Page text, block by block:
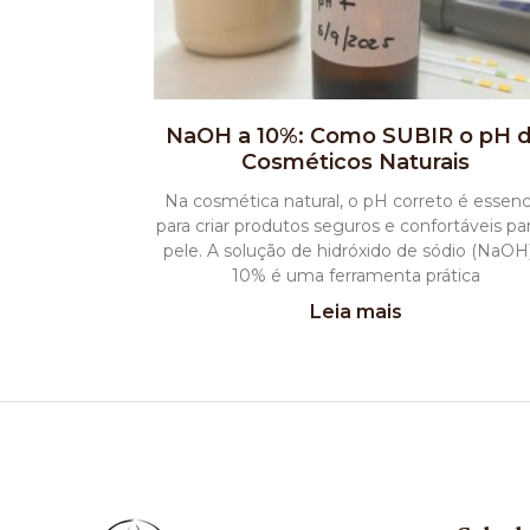
NaOH a 10%: Como SUBIR o pH
Cosméticos Naturais
Na cosmética natural, o pH correto é
para criar produtos seguros e confortáveis
pele. A solução de hidróxido de sódio
10% é uma ferramenta prática
Leia mais